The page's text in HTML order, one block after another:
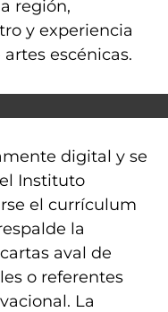
región,
y experiencia
escénicas.
digital y se
Instituto
el currículum
la
aval de
o referentes
La